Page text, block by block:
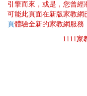
引擎而來，或是，您曾經
可能此頁面在新版家教網
頁體驗全新的家教網服務
1111家